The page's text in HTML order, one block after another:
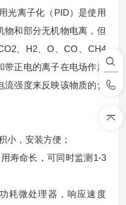
离子化（PID）是使用
物和部分无机物电离，但
、H2、O、CO、CH4
正电的离子在电场作用
强度来反映该物质的含
，安装方便；
命长，可同时监测1-3
微处理器，响应速度